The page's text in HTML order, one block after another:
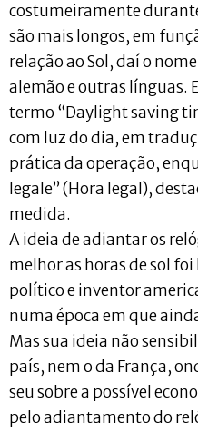
costumeiramente
são mais longos, em
relação ao Sol, daí o
alemão e outras línguas.
termo “Daylight saving
com luz do dia, em
prática da operação,
legale” (Hora legal),
medida.
A ideia de adiantar os
melhor as horas de sol
político e inventor
numa época em que
Mas sua ideia não
país, nem o da França,
seu sobre a possível
pelo adiantamento do